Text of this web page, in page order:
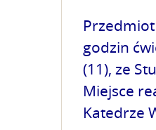
godzin
(11), ze
Miejsce
Katedrze